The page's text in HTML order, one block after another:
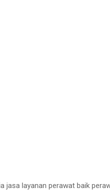
jasa layanan perawat baik